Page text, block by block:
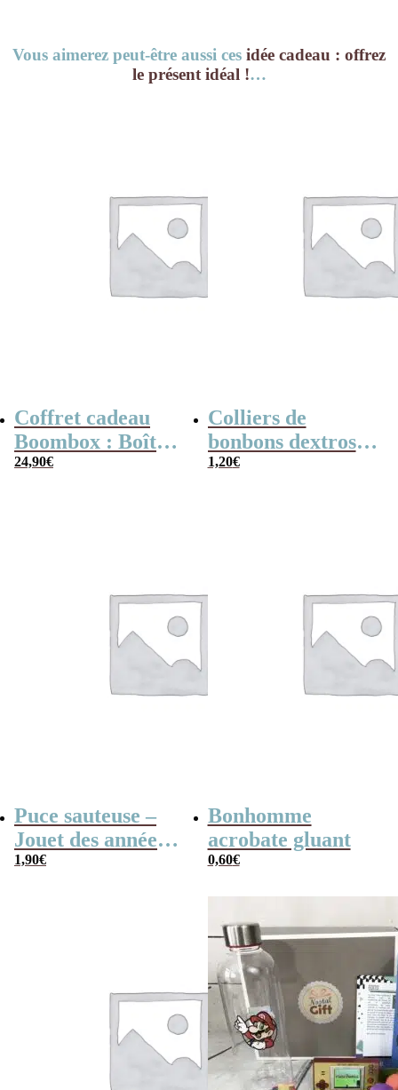
Vous aimerez peut-être aussi ces idée cadeau : offrez
le présent idéal !…
Coffret cadeau
Boombox : Boîte
bonbons des
24,90€
Colliers de
bonbons dextrose
x2
1,20€
Puce sauteuse –
Jouet des années
80
1,90€
Bonhomme
acrobate gluant
0,60€